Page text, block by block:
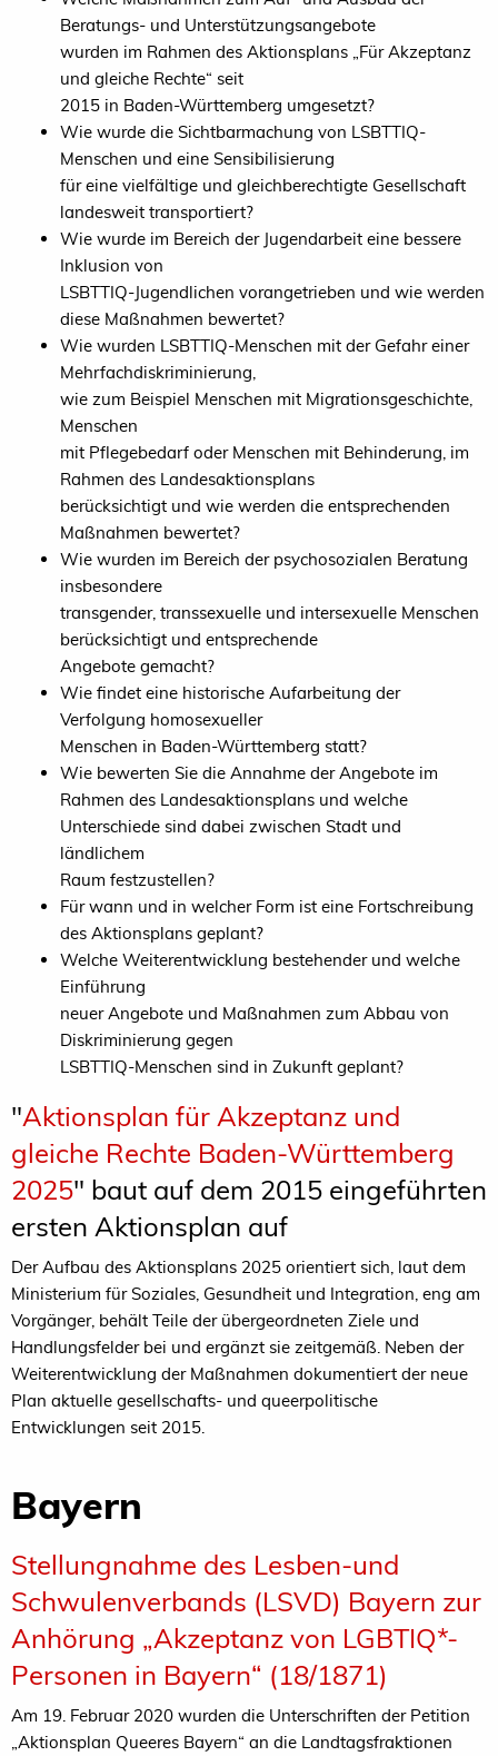
Beratungs- und Unterstützungsangebote
wurden im Rahmen des Aktionsplans „Für Akzeptanz
und gleiche Rechte“ seit
2015 in Baden-Württemberg umgesetzt?
Wie wurde die Sichtbarmachung von LSBTTIQ-
Menschen und eine Sensibilisierung
für eine vielfältige und gleichberechtigte Gesellschaft
landesweit transportiert?
Wie wurde im Bereich der Jugendarbeit eine bessere
Inklusion von
LSBTTIQ-Jugendlichen vorangetrieben und wie werden
diese Maßnahmen bewertet?
Wie wurden LSBTTIQ-Menschen mit der Gefahr einer
Mehrfachdiskriminierung,
wie zum Beispiel Menschen mit Migrationsgeschichte,
Menschen
mit Pflegebedarf oder Menschen mit Behinderung, im
Rahmen des Landesaktionsplans
berücksichtigt und wie werden die entsprechenden
Maßnahmen bewertet?
Wie wurden im Bereich der psychosozialen Beratung
insbesondere
transgender, transsexuelle und intersexuelle Menschen
berücksichtigt und entsprechende
Angebote gemacht?
Wie findet eine historische Aufarbeitung der
Verfolgung homosexueller
Menschen in Baden-Württemberg statt?
Wie bewerten Sie die Annahme der Angebote im
Rahmen des Landesaktionsplans und welche
Unterschiede sind dabei zwischen Stadt und
ländlichem
Raum festzustellen?
Für wann und in welcher Form ist eine Fortschreibung
des Aktionsplans geplant?
Welche Weiterentwicklung bestehender und welche
Einführung
neuer Angebote und Maßnahmen zum Abbau von
Diskriminierung gegen
LSBTTIQ-Menschen sind in Zukunft geplant?
"Aktionsplan für Akzeptanz und
gleiche Rechte Baden-Württemberg
2025" baut auf dem 2015 eingeführten
ersten Aktionsplan auf
Der Aufbau des Aktionsplans 2025 orientiert sich, laut dem
Ministerium für Soziales, Gesundheit und Integration, eng am
Vorgänger, behält Teile der übergeordneten Ziele und
Handlungsfelder bei und ergänzt sie zeitgemäß. Neben der
Weiterentwicklung der Maßnahmen dokumentiert der neue
Plan aktuelle gesellschafts- und queerpolitische
Entwicklungen seit 2015.
Bayern
Stellungnahme des Lesben-und
Schwulenverbands (LSVD) Bayern zur
Anhörung „Akzeptanz von LGBTIQ*-
Personen in Bayern“ (18/1871)
Am 19. Februar 2020 wurden die Unterschriften der Petition
„Aktionsplan Queeres Bayern“ an die Landtagsfraktionen